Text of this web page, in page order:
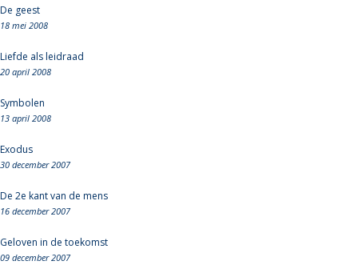
De geest
18 mei 2008
Liefde als leidraad
20 april 2008
Symbolen
13 april 2008
Exodus
30 december 2007
De 2e kant van de mens
16 december 2007
Geloven in de toekomst
09 december 2007